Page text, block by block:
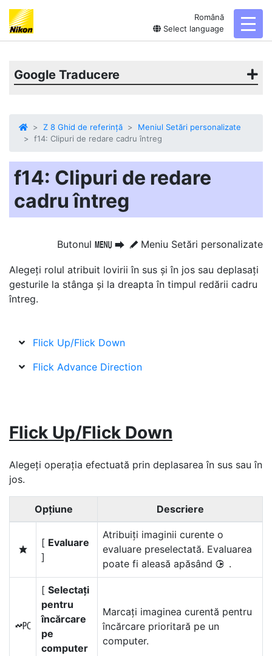
Română
Select language
Google Traducere
Z 8 Ghid de referință
Meniul Setări personalizate
f14: Clipuri de redare cadru întreg
f14: Clipuri de redare
cadru întreg
Butonul G U A Meniu Setări personalizate
Alegeți rolul atribuit lovirii în sus și în jos sau deplasați
gesturile la stânga și la dreapta în timpul redării cadru
întreg.
Flick Up/Flick Down
Flick Advance Direction
Flick Up/Flick Down
Alegeți operația efectuată prin deplasarea în sus sau în
jos.
Opţiune Descriere
c
[ Evaluare
]
Atribuiți imaginii curente o
evaluare preselectată. Evaluarea
poate fi aleasă apăsând 2 .
K
[ Selectați
pentru
încărcare
pe
computer
Marcați imaginea curentă pentru
încărcare prioritară pe un
computer.